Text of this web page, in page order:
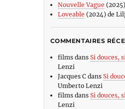
Nouvelle Vague
Loveable (2024) de
COMMENTAIRES
filmsdans Si douces,
Lenzi
Jacques Cdans Si
Umberto Lenzi
filmsdans Si douces,
Lenzi